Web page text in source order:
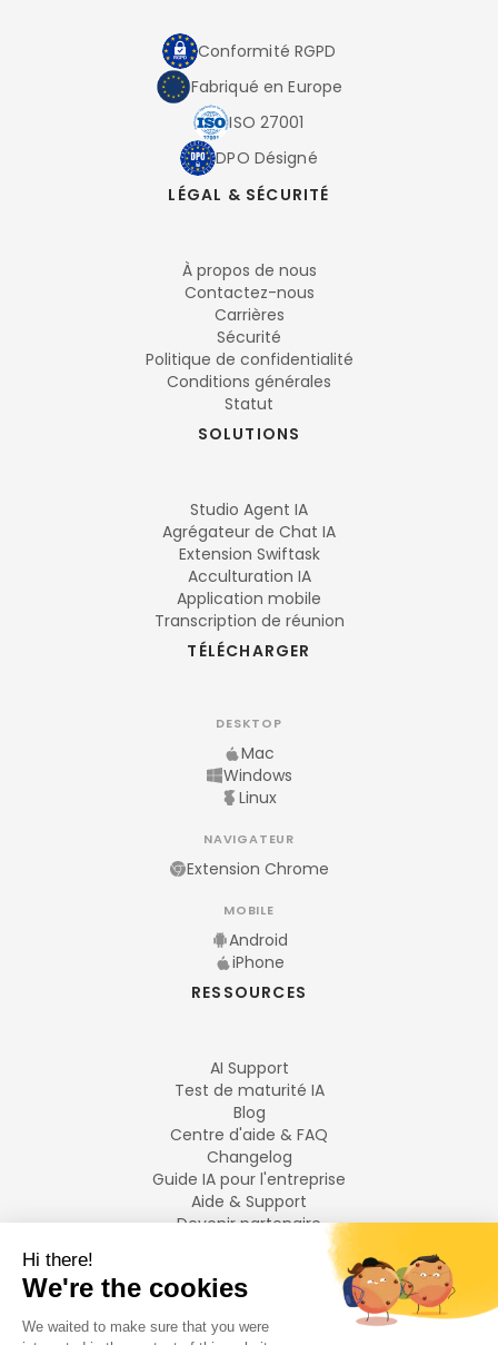
Conformité RGPD
Fabriqué en Europe
ISO 27001
DPO Désigné
LÉGAL & SÉCURITÉ
À propos de nous
Contactez-nous
Carrières
Sécurité
Politique de confidentialité
Conditions générales
Statut
SOLUTIONS
Studio Agent IA
Agrégateur de Chat IA
Extension Swiftask
Acculturation IA
Application mobile
Transcription de réunion
TÉLÉCHARGER
DESKTOP
Mac
Windows
Linux
NAVIGATEUR
Extension Chrome
MOBILE
Android
iPhone
RESSOURCES
AI Support
Test de maturité IA
Blog
Centre d'aide & FAQ
Changelog
Guide IA pour l'entreprise
Aide & Support
Devenir partenaire
LANGUES